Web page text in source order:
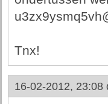
Tnx!
16-02-2012, 23:08